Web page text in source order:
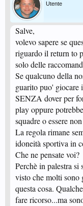
Utente
Salve,
volevo sapere se
riguardo il return to
solo delle
Se qualcuno della
guarito puo' giocare
SENZA dover per
play oppure
squadre o essere
La regola rimane
idoneità sportiva in
Che ne pensate voi?
Perchè in palestra si
visto che molti sono
questa cosa.
fare ricorso...ma